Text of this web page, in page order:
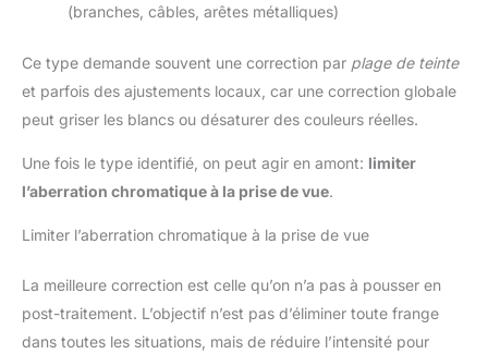
(branches, câbles, arêtes métalliques)
Ce type demande souvent une correction par plage de teinte
et parfois des ajustements locaux, car une correction globale
peut griser les blancs ou désaturer des couleurs réelles.
Une fois le type identifié, on peut agir en amont: limiter
l’aberration chromatique à la prise de vue.
Limiter l’aberration chromatique à la prise de vue
La meilleure correction est celle qu’on n’a pas à pousser en
post-traitement. L’objectif n’est pas d’éliminer toute frange
dans toutes les situations, mais de réduire l’intensité pour